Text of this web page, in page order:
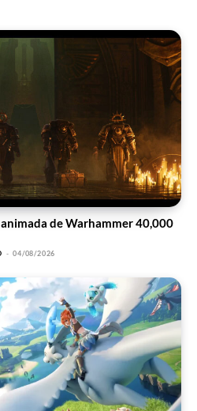
de Warhammer 40,000
- 04/08/2026